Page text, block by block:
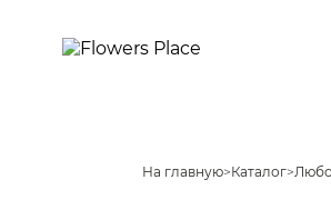
На главную>Каталог>